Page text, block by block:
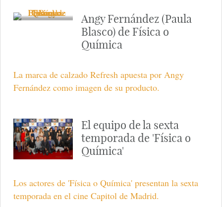
Angy Fernández (Paula
Blasco) de Física o
Química
La marca de calzado Refresh apuesta por Angy
Fernández como imagen de su producto.
El equipo de la sexta
temporada de 'Física o
Química'
Los actores de 'Física o Química' presentan la sexta
temporada en el cine Capitol de Madrid.